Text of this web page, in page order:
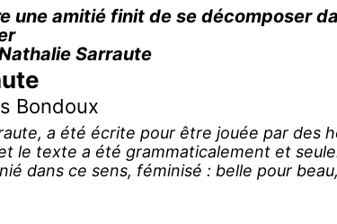
une amitié finit de se décomposer
Sarraute
Bondoux
par des hommes. Ici, elle est
le texte a été grammaticalement et
dans ce sens, féminisé : belle pour